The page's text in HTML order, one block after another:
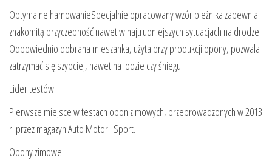
Optymalne hamowanieSpecjalnie opracowany wzór bieżnika zapewnia
znakomitą przyczepność nawet w najtrudniejszych sytuacjach na drodze.
Odpowiednio dobrana mieszanka, użyta przy produkcji opony, pozwala
zatrzymać się szybciej, nawet na lodzie czy śniegu.
Lider testów
Pierwsze miejsce w testach opon zimowych, przeprowadzonych w 2013
r. przez magazyn Auto Motor i Sport.
Opony zimowe